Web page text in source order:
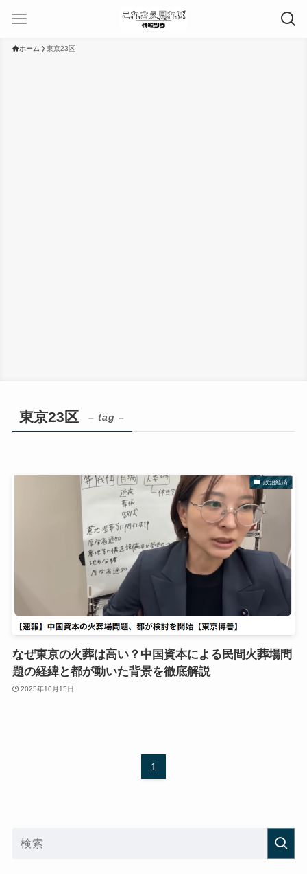
ホーム 東京23区
東京23区 – tag –
政治経済
なぜ東京の火葬は高い？中国資本による民間火葬場問
題の経緯と都が動いた背景を徹底解説
2025年10月15日
1